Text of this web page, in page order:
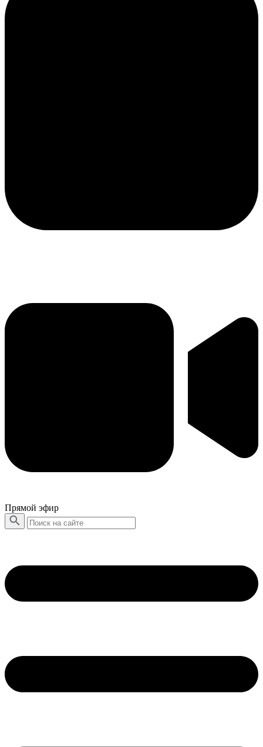
Прямой эфир